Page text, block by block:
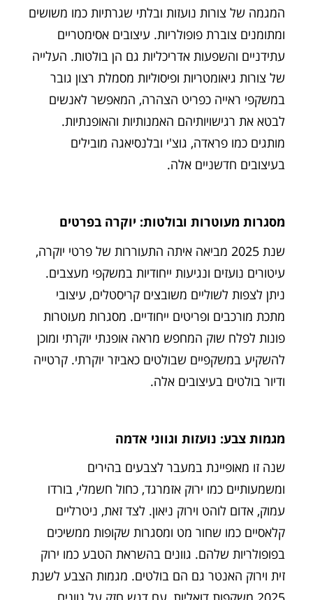
המגמה של צורות נועזות ובלתי שגרתיות כמו משושים
ומתומנים צוברת פופולריות. עיצובים אסימטריים
עתידניים והשפעות אדריכליות גם הן בולטות. העלייה
של צורות גיאומטריות ופיסוליות מסמלת רצון גובר
במשקפי ראייה כפריט הצהרה, המאפשר לאנשים
לבטא את רגישויותיהם האמנותיות והאופנתיות.
מותגים כמו פראדה, גוצ'י ובלנסיאגה מובילים
בעיצובים חדשניים אלה.
מסגרות מעוטרות ובולטות: יוקרה בפרטים
שנת 2025 מביאה איתה התעוררות של פרטי יוקרה,
עיטורים נועזים ונגיעות ייחודיות במשקפי מעצבים.
ניתן לצפות לשוליים משובצים קריסטלים, עיצובי
מתכת מורכבים ופריטים ייחודיים. מסגרות מעוטרות
פונות לפלח שוק המחפש מראה אופנתי יוקרתי ומוכן
להשקיע במשקפיים שבולטים כאביזר יוקרתי. קרטייה
ודיור בולטים בעיצובים אלה.
מגמות צבע: נועזות וגווני אדמה
שנה זו מאופיינת במעבר לצבעים בהירים
ומשמעותיים כמו ירוק אזמרגד, כחול חשמלי, בורדו
עמוק, אדום לוהט וירוק ניאון. לצד זאת, ניטרליים
קלאסיים כמו שחור מט ומסגרות שקופות ממשיכים
בפופולריות שלהם. גוונים בהשראת הטבע כמו ירוק
זית וירוק האנטר גם הם בולטים. מגמות הצבע לשנת